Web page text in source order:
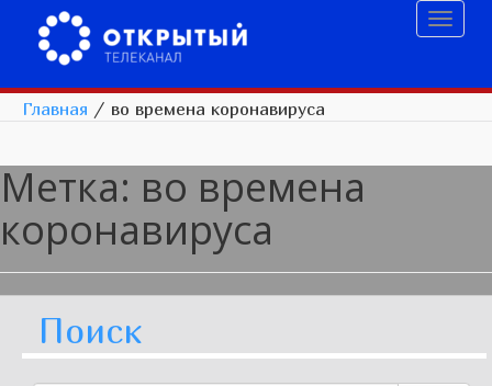
Главная / во времена коронавируса
Метка: во времена
коронавируса
Поиск